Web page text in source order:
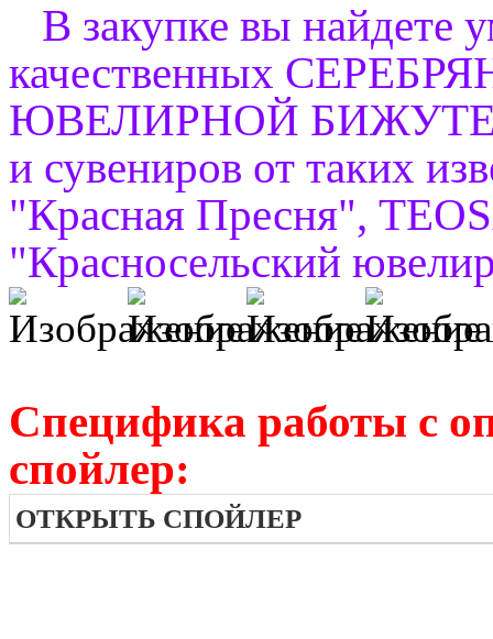
В закупке вы найдете
качественных
ЮВЕЛИРНОЙ
и сувениров от таких
"Красная Пресня",
"Красносельский
Специфика работы с
спойлер:
ОТКРЫТЬ СПОЙЛЕР